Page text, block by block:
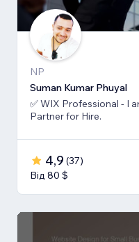
NP
Suman Kumar Phuyal
✅ WIX Professional - I
Partner for Hire.
4,9 (37)
Від 80 $